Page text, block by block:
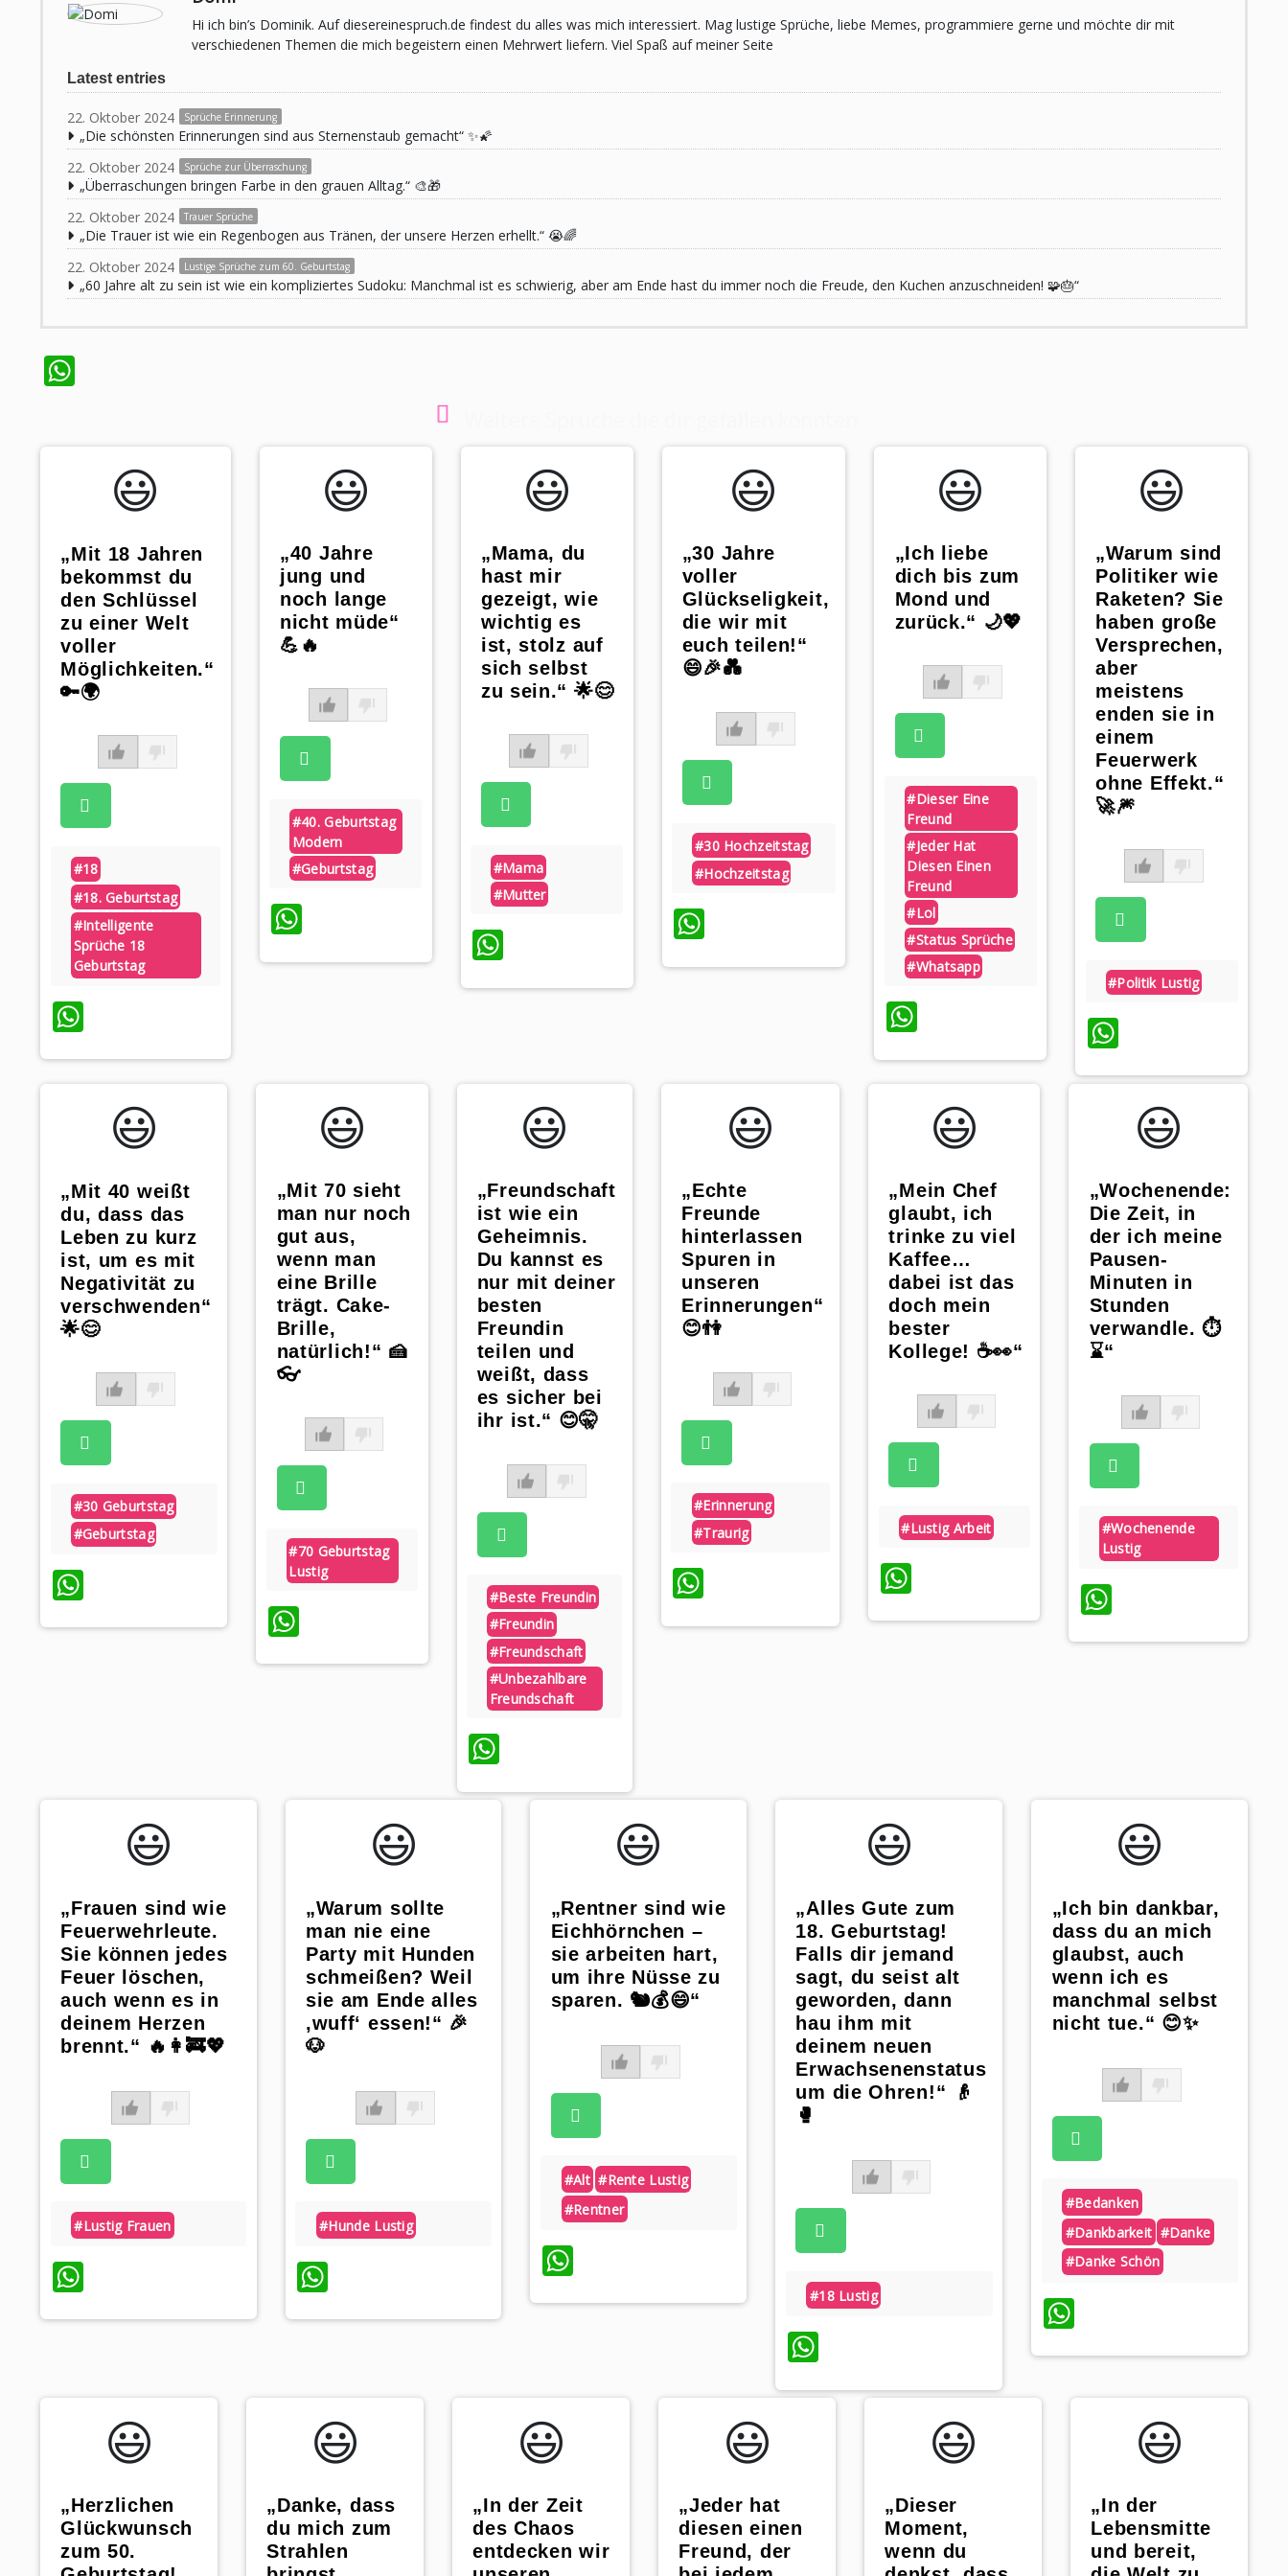
Hi ich bin’s Dominik. Auf diesereinespruch.de findest du alles was mich interessiert. Mag lustige Sprüche, liebe Memes, programmiere gerne und möchte dir mit
verschiedenen Themen die mich begeistern einen Mehrwert liefern. Viel Spaß auf meiner Seite
Latest entries
22. Oktober 2024 Sprüche Erinnerung
„Die schönsten Erinnerungen sind aus Sternenstaub gemacht“ ✨🌠
22. Oktober 2024
Sprüche zur Überraschung
„Überraschungen bringen Farbe in den grauen Alltag.“ 🎨🎁
22. Oktober 2024
Trauer Sprüche
„Die Trauer ist wie ein Regenbogen aus Tränen, der unsere Herzen erhellt.“ 😭🌈
22. Oktober 2024
Lustige Sprüche zum 60. Geburtstag
„60 Jahre alt zu sein ist wie ein kompliziertes Sudoku: Manchmal ist es schwierig, aber am Ende hast du immer noch die Freude, den Kuchen anzuschneiden! 🧩🎂“
😃️
„Mit 18 Jahren
bekommst du
den Schlüssel
zu einer Welt
voller
Möglichkeiten.“
🔑🌍
#18
#18. Geburtstag
#intelligente
Sprüche 18
Geburtstag
WhatsApp
😃️
„40 Jahre
jung und
noch lange
nicht müde“
💪🔥
#40. Geburtstag
Modern
#geburtstag
😃️
„Mama, du
hast mir
gezeigt, wie
wichtig es
ist, stolz auf
sich selbst
zu sein.“ 🌟😊
#mama
#mutter
😃️
„30 Jahre
voller
Glückseligkeit,
die wir mit
euch teilen!“
😄🎉💑
#30 Hochzeitstag
#hochzeitstag
😃️
„Ich liebe
dich bis zum
Mond und
zurück.“ 🌙💖
#dieser Eine
Freund
#jeder Hat
Diesen Einen
Freund
#lol
#status Sprüche
#whatsapp
WhatsApp
😃️
„Warum sind
Politiker wie
Raketen? Sie
haben große
Versprechen,
aber
meistens
enden sie in
einem
Feuerwerk
ohne Effekt.“
🚀🎆
#politik Lustig
WhatsApp
😃️
„Mit 40 weißt
du, dass das
Leben zu kurz
ist, um es mit
Negativität zu
verschwenden“
🌟😊
#30 Geburtstag
#geburtstag
WhatsApp
😃️
„Mit 70 sieht
man nur noch
gut aus,
wenn man
eine Brille
trägt. Cake-
Brille,
natürlich!“ 🍰
👓
#70 Geburtstag
Lustig
WhatsApp
😃️
„Freundschaft
ist wie ein
Geheimnis.
Du kannst es
nur mit deiner
besten
Freundin
teilen und
weißt, dass
es sicher bei
ihr ist.“ 😊🤫
#beste Freundin
#freundin
#freundschaft
#unbezahlbare
Freundschaft
😃️
„Echte
Freunde
hinterlassen
Spuren in
unseren
Erinnerungen“
😊👫
#erinnerung
#traurig
😃️
„Mein Chef
glaubt, ich
trinke zu viel
Kaffee…
dabei ist das
doch mein
bester
Kollege! ☕️👀“
#lustig Arbeit
WhatsApp
😃️
„Wochenende:
Die Zeit, in
der ich meine
Pausen-
Minuten in
Stunden
verwandle. ⏱️
⌛“
#wochenende
Lustig
WhatsApp
😃️
„Frauen sind wie
Feuerwehrleute.
Sie können jedes
Feuer löschen,
auch wenn es in
deinem Herzen
brennt.“ 🔥👩‍🚒💖
#lustig Frauen
WhatsApp
😃️
„Warum sollte
man nie eine
Party mit Hunden
schmeißen? Weil
sie am Ende alles
‚wuff‘ essen!“ 🎉
🐶
#hunde Lustig
😃️
„Rentner sind wie
Eichhörnchen –
sie arbeiten hart,
um ihre Nüsse zu
sparen. 🐿️💰😄“
#alt #rente Lustig
#rentner
WhatsApp
😃️
„Alles Gute zum
18. Geburtstag!
Falls dir jemand
sagt, du seist alt
geworden, dann
hau ihm mit
deinem neuen
Erwachsenenstatus
um die Ohren!“ 👴
🥊
#18 Lustig
WhatsApp
😃️
„Ich bin dankbar,
dass du an mich
glaubst, auch
wenn ich es
manchmal selbst
nicht tue.“ 😊✨
#bedanken
#dankbarkeit #danke
#danke Schön
WhatsApp
😃️
„Herzlichen
Glückwunsch
zum 50.
😃️
„Danke, dass
du mich zum
Strahlen
😃️
„In der Zeit
des Chaos
entdecken wir
😃️
„Jeder hat
diesen einen
Freund, der
😃️
„Dieser
Moment,
wenn du
😃️
„In der
Lebensmitte
und bereit,